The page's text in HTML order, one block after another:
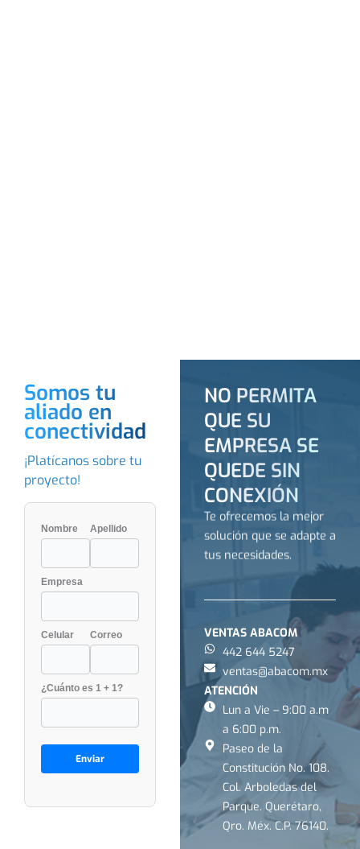
Somos tu
aliado en
conectividad
¡Platícanos sobre tu
proyecto!
Nombre Apellido
Empresa
Celular Correo
¿Cuánto es 1 + 1?
NO PERMITA
QUE SU
EMPRESA SE
QUEDE SIN
CONEXIÓN
Te ofrecemos la mejor
solución que se adapte a
tus necesidades.
VENTAS ABACOM
442 644 5247
ventas@abacom.mx
ATENCIÓN
Lun a Vie – 9:00 a.m
a 6:00 p.m.
Paseo de la
Constitución No. 108.
Col. Arboledas del
Parque. Querétaro,
Qro. Méx. C.P. 76140.